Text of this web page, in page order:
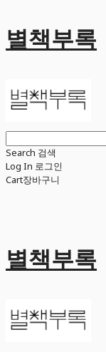
별책부록
Search 검색
Log In 로그인
Cart장바구니
별책부록